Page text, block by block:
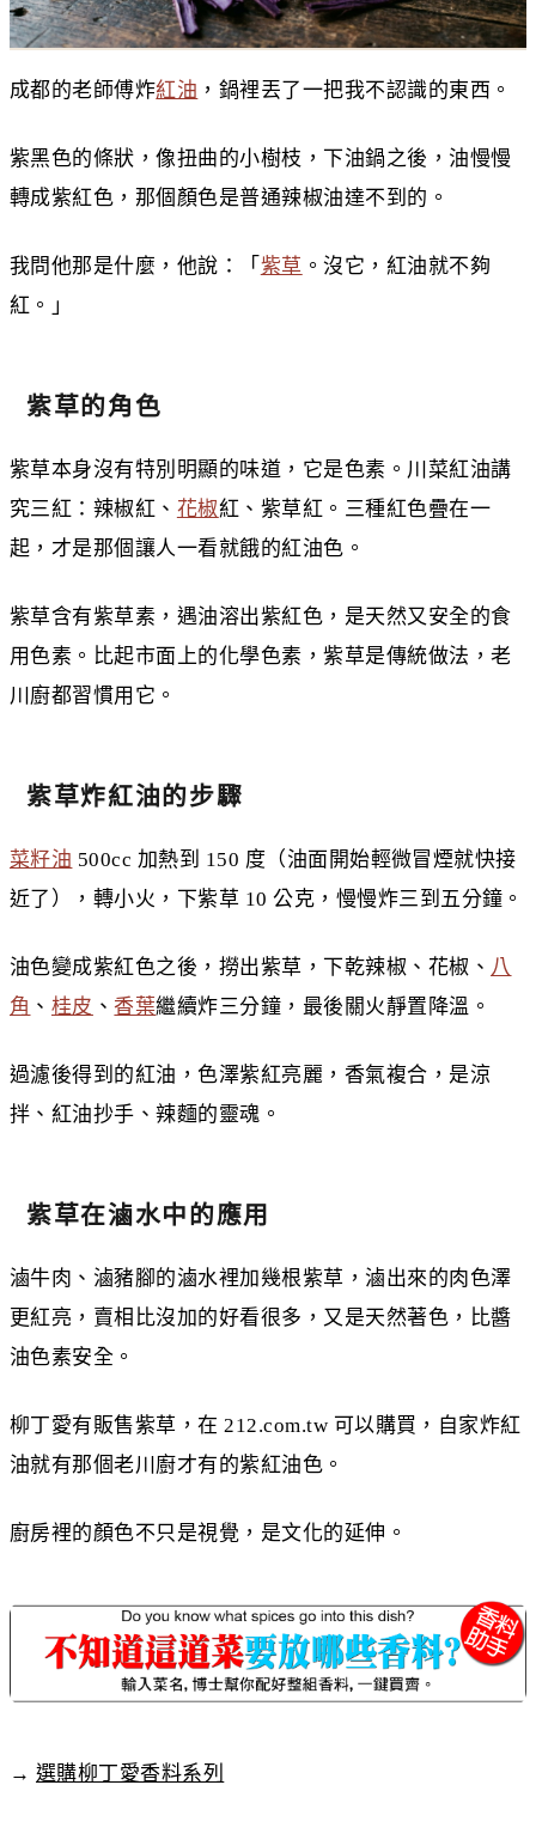
成都的老師傅炸紅油 ，鍋裡丟了一把我不認識的東西。
紫黑色的條狀，像扭曲的小樹枝，下油鍋之後，油慢慢
轉成紫紅色，那個顏色是普通辣椒油達不到的。
我問他那是什麼，他說：「 紫草 。沒它，紅油就不夠
紅。」
紫草的角色
紫草本身沒有特別明顯的味道，它是色素。川菜紅油講
究三紅：辣椒紅、 花椒紅、紫草紅。三種紅色疊在一
起，才是那個讓人一看就餓的紅油色。
紫草含有紫草素，遇油溶出紫紅色，是天然又安全的食
用色素。比起市面上的化學色素，紫草是傳統做法，老
川廚都習慣用它。
紫草炸紅油的步驟
菜籽油 500cc 加熱到 150 度（油面開始輕微冒煙就快接
近了），轉小火，下紫草 10 公克，慢慢炸三到五分鐘。
油色變成紫紅色之後，撈出紫草，下乾辣椒、花椒、 八
角 、 桂皮 、香葉繼續炸三分鐘，最後關火靜置降溫。
過濾後得到的紅油，色澤紫紅亮麗，香氣複合，是涼
拌、紅油抄手、辣麵的靈魂。
紫草在滷水中的應用
滷牛肉、滷豬腳的滷水裡加幾根紫草，滷出來的肉色澤
更紅亮，賣相比沒加的好看很多，又是天然著色，比醬
油色素安全。
柳丁愛有販售紫草，在 212.com.tw 可以購買，自家炸紅
油就有那個老川廚才有的紫紅油色。
廚房裡的顏色不只是視覺，是文化的延伸。
→ 選購柳丁愛香料系列